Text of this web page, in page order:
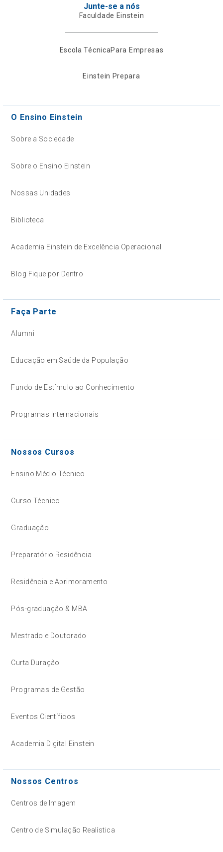
Junte-se a nós
Faculdade Einstein
Escola TécnicaPara Empresas
Einstein Prepara
O Ensino Einstein
Sobre a Sociedade
Sobre o Ensino Einstein
Nossas Unidades
Biblioteca
Academia Einstein de Excelência Operacional
Blog Fique por Dentro
Faça Parte
Alumni
Educação em Saúde da População
Fundo de Estímulo ao Conhecimento
Programas Internacionais
Nossos Cursos
Ensino Médio Técnico
Curso Técnico
Graduação
Preparatório Residência
Residência e Aprimoramento
Pós-graduação & MBA
Mestrado e Doutorado
Curta Duração
Programas de Gestão
Eventos Científicos
Academia Digital Einstein
Nossos Centros
Centros de Imagem
Centro de Simulação Realística